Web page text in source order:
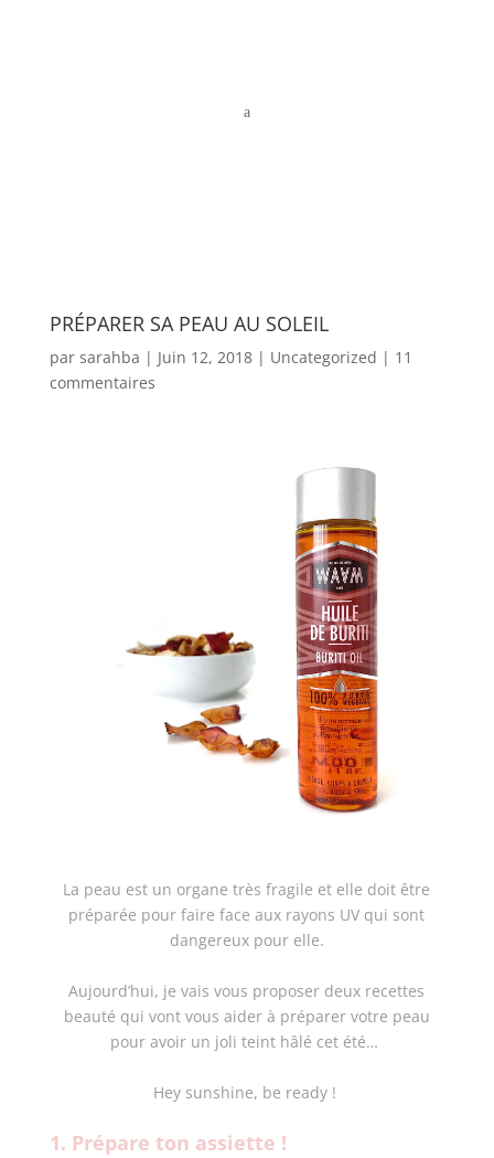
a
PRÉPARER SA PEAU AU SOLEIL
par sarahba | Juin 12, 2018| Uncategorized | 11
commentaires
La peau est un organe très fragile et elle doit être
préparée pour faire face aux rayons UV qui sont
dangereux pour elle.
Aujourd’hui, je vais vous proposer deux recettes
beauté qui vont vous aider à préparer votre peau
pour avoir un joli teint hâlé cet été…
Hey sunshine, be ready !
1. Prépare ton assiette !